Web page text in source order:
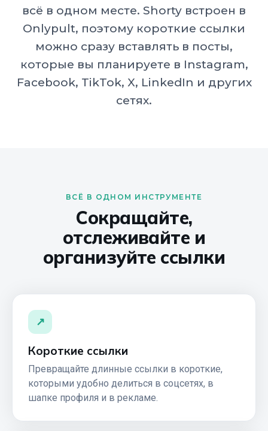
всё в одном месте. Shorty встроен в
Onlypult, поэтому короткие ссылки
можно сразу вставлять в посты,
которые вы планируете в Instagram,
Facebook, TikTok, X, LinkedIn и других
сетях.
ВСЁ В ОДНОМ ИНСТРУМЕНТЕ
Сокращайте,
отслеживайте и
организуйте ссылки
↗
Короткие ссылки
Превращайте длинные ссылки в короткие,
которыми удобно делиться в соцсетях, в
шапке профиля и в рекламе.